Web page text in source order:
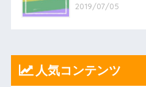
2019/07/05
人気コンテンツ